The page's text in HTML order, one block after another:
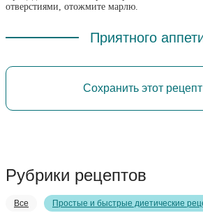
отверстиями, отожмите марлю.
Приятного
Сохранить этот
Рубрики рецептов
Все Простые и быстрые диетические